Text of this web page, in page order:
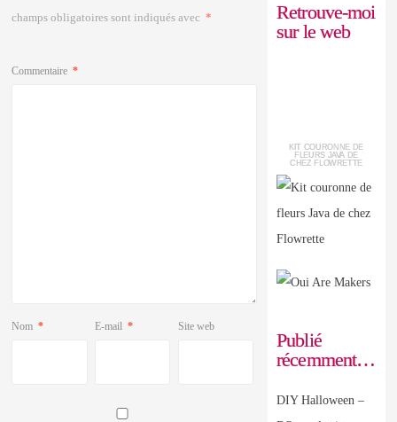
champs obligatoires sont indiqués avec *
Commentaire *
Nom * E-mail * Site web
Retrouve-moi
sur le web
KIT COURONNE DE
FLEURS JAVA DE
CHEZ FLOWRETTE
Publié
récemment…
DIY Halloween –